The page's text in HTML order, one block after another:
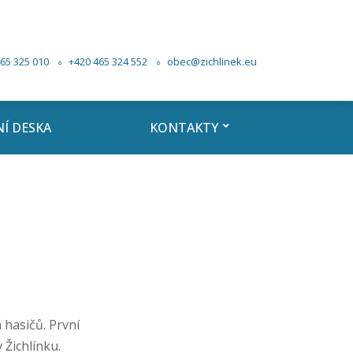
325 010 +420 465 324 552 obec@zichlinek.eu
DESKA KONTAKTY
hasičů. První
Žichlínku.